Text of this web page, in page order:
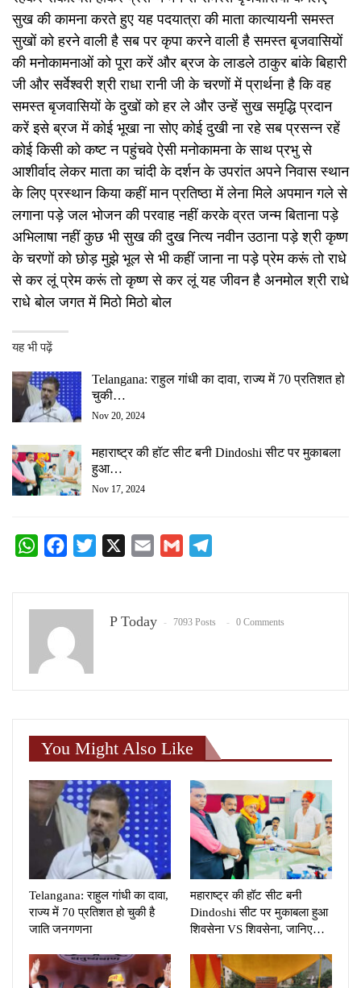
सुख की कामना करते हुए यह पदयात्रा की माता कात्यायनी समस्त
सुखों को हरने वाली है सब पर कृपा करने वाली है समस्त बृजवासियों
की मनोकामनाओं को पूरा करें और ब्रज के लाडले ठाकुर बांके बिहारी
जी और सर्वेश्वरी श्री राधा रानी जी के चरणों में प्रार्थना है कि वह
समस्त बृजवासियों के दुखों को हर ले और उन्हें सुख समृद्धि प्रदान
करें इसे ब्रज में कोई भूखा ना सोए कोई दुखी ना रहे सब प्रसन्न रहें
कोई किसी को कष्ट न पहुंचवे ऐसी मनोकामना के साथ प्रभु से
आशीर्वाद लेकर माता का चांदी के दर्शन के उपरांत अपने निवास स्थान
के लिए प्रस्थान किया कहीं मान प्रतिष्ठा में लेना मिले अपमान गले से
लगाना पड़े जल भोजन की परवाह नहीं करके व्रत जन्म बिताना पड़े
अभिलाषा नहीं कुछ भी सुख की दुख नित्य नवीन उठाना पड़े श्री कृष्ण
के चरणों को छोड़ मुझे भूल से भी कहीं जाना ना पड़े प्रेम करूं तो राधे
से कर लूं प्रेम करूं तो कृष्ण से कर लूं यह जीवन है अनमोल श्री राधे
राधे बोल जगत में मिठो मिठो बोल
यह भी पढ़ें
Telangana: राहुल गांधी का दावा, राज्य में 70 प्रतिशत हो
चुकी…
Nov 20, 2024
महाराष्‍ट्र की हॉट सीट बनी Dindoshi सीट पर मुकाबला
हुआ…
Nov 17, 2024
WhatsAppFacebook
Twitter Email Gmail
P Today 7093 Posts 0 Comments
You Might Also Like
Telangana: राहुल गांधी का दावा,
राज्य में 70 प्रतिशत हो चुकी है
जाति जनगणना
महाराष्‍ट्र की हॉट सीट बनी
Dindoshi सीट पर मुकाबला हुआ
शिवसेना VS शिवसेना, जानिए…